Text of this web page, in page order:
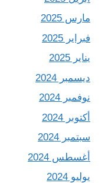
مارس 2025
فبراير 2025
يناير 2025
ديسمبر 2024
نوفمبر 2024
أكتوبر 2024
سبتمبر 2024
أغسطس 2024
يوليو 2024